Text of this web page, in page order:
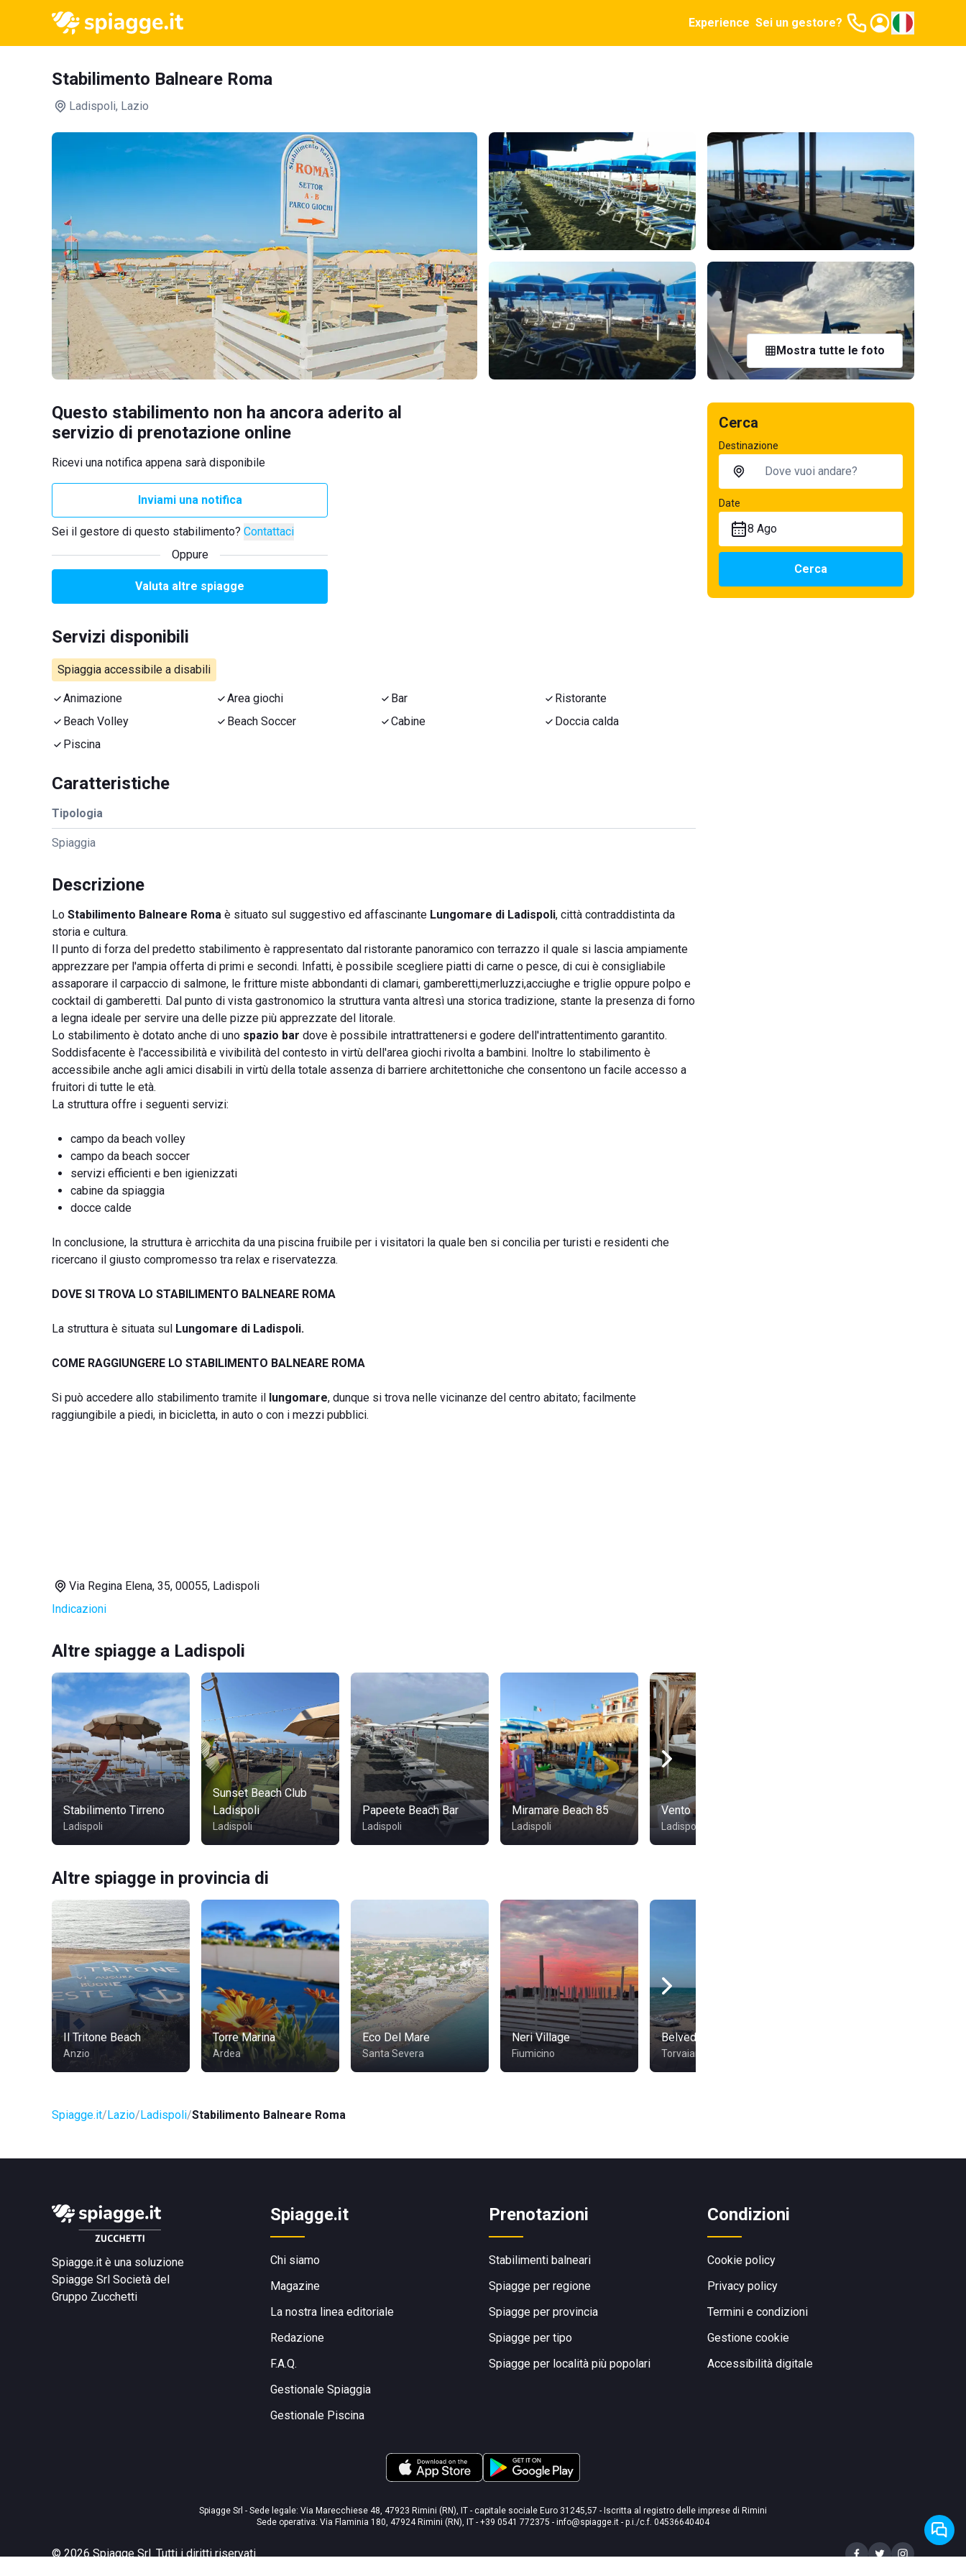
Experience Sei un gestore?
Stabilimento Balneare Roma
Ladispoli, Lazio
Mostra tutte le foto
Questo stabilimento non ha ancora aderito al
servizio di prenotazione online
Ricevi una notifica appena sarà disponibile
Inviami una notifica
Sei il gestore di questo stabilimento? Contattaci
Oppure
Valuta altre spiagge
Servizi disponibili
Spiaggia accessibile a disabili
Animazione Area giochi Bar
Ristorante
Beach Volley
Beach Soccer Cabine
Doccia calda
Piscina
Caratteristiche
Tipologia
Spiaggia
Descrizione
Lo Stabilimento Balneare Roma è situato sul suggestivo ed affascinante Lungomare di Ladispoli, città contraddistinta da
storia e cultura.
Il punto di forza del predetto stabilimento è rappresentato dal ristorante panoramico con terrazzo il quale si lascia ampiamente
apprezzare per l'ampia offerta di primi e secondi. Infatti, è possibile scegliere piatti di carne o pesce, di cui è consigliabile
assaporare il carpaccio di salmone, le fritture miste abbondanti di clamari, gamberetti,merluzzi,acciughe e triglie oppure polpo e
cocktail di gamberetti. Dal punto di vista gastronomico la struttura vanta altresì una storica tradizione, stante la presenza di forno
a legna ideale per servire una delle pizze più apprezzate del litorale.
Lo stabilimento è dotato anche di uno spazio bar dove è possibile intrattrattenersi e godere dell'intrattentimento garantito.
Soddisfacente è l'accessibilità e vivibilità del contesto in virtù dell'area giochi rivolta a bambini. Inoltre lo stabilimento è
accessibile anche agli amici disabili in virtù della totale assenza di barriere architettoniche che consentono un facile accesso a
fruitori di tutte le età.
La struttura offre i seguenti servizi:
campo da beach volley
campo da beach soccer
servizi efficienti e ben igienizzati
cabine da spiaggia
docce calde
In conclusione, la struttura è arricchita da una piscina fruibile per i visitatori la quale ben si concilia per turisti e residenti che
ricercano il giusto compromesso tra relax e riservatezza.
DOVE SI TROVA LO STABILIMENTO BALNEARE ROMA
La struttura è situata sul Lungomare di Ladispoli.
COME RAGGIUNGERE LO STABILIMENTO BALNEARE ROMA
Si può accedere allo stabilimento tramite il lungomare, dunque si trova nelle vicinanze del centro abitato; facilmente
raggiungibile a piedi, in bicicletta, in auto o con i mezzi pubblici.
Via Regina Elena, 35, 00055, Ladispoli
Indicazioni
Altre spiagge a Ladispoli
Stabilimento Tirreno
Ladispoli
Sunset Beach Club
Ladispoli
Ladispoli
Papeete Beach Bar
Ladispoli
Miramare Beach 85
Ladispoli
Vento
Ladispoli
Altre spiagge in provincia di
Il Tritone Beach
Anzio
Torre Marina
Ardea
Eco Del Mare
Santa Severa
Neri Village
Fiumicino
Belvedere Ritual Night
Torvaianica
Spiagge.it Lazio Ladispoli Stabilimento Balneare Roma
Cerca
Destinazione
Date
8 Ago
Cerca
Spiagge.it è una soluzione
Spiagge Srl Società del
Gruppo Zucchetti
Spiagge.it
Chi siamo
Magazine
La nostra linea editoriale
Redazione
F.A.Q.
Gestionale Spiaggia
Gestionale Piscina
Prenotazioni
Stabilimenti balneari
Spiagge per regione
Spiagge per provincia
Spiagge per tipo
Spiagge per località più popolari
Condizioni
Cookie policy
Privacy policy
Termini e condizioni
Gestione cookie
Accessibilità digitale
Spiagge Srl - Sede legale: Via Marecchiese 48, 47923 Rimini (RN), IT - capitale sociale Euro 31245,57 - Iscritta al registro delle imprese di Rimini
Sede operativa: Via Flaminia 180, 47924 Rimini (RN), IT - +39 0541 772375 - info@spiagge.it - p.i./c.f. 04536640404
©2026 Spiagge Srl. Tutti i diritti riservati.